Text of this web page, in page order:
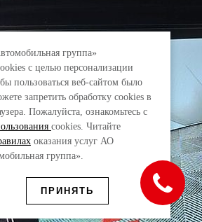
группа»
с целью персонализации
пользоваться веб-сайтом было
запретить обработку сookies в
Пожалуйста, ознакомьтесь с
cookies. Читайте
оказания услуг АО
группа».
ПРИНЯТЬ